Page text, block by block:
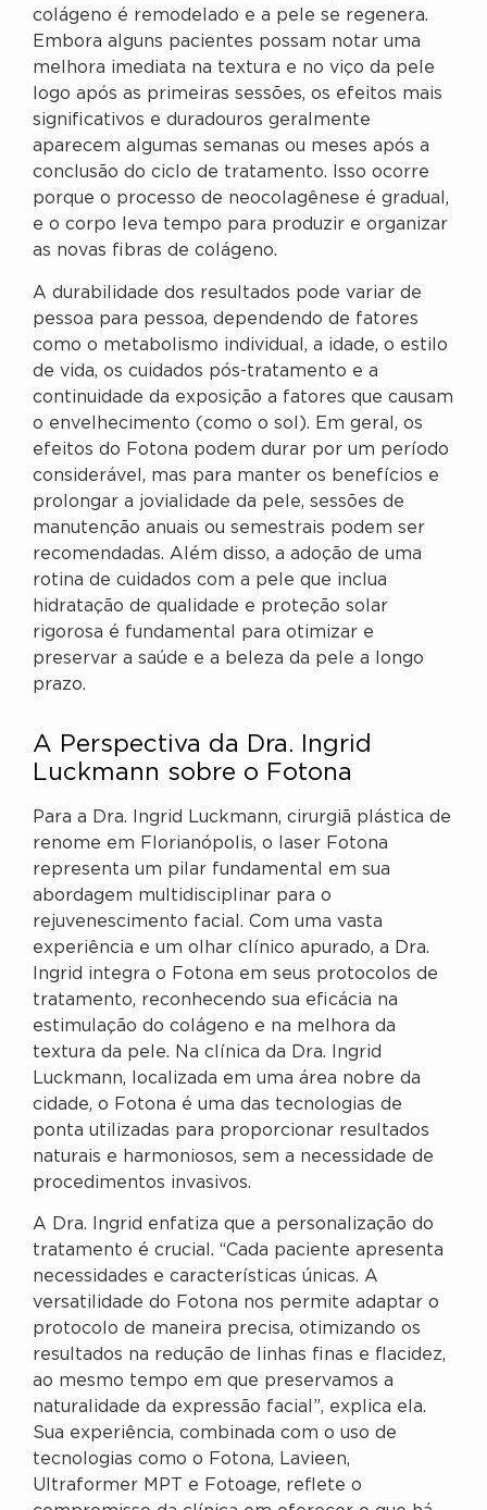
colágeno é remodelado e a pele se regenera.
Embora alguns pacientes possam notar uma
melhora imediata na textura e no viço da pele
logo após as primeiras sessões, os efeitos mais
significativos e duradouros geralmente
aparecem algumas semanas ou meses após a
conclusão do ciclo de tratamento. Isso ocorre
porque o processo de neocolagênese é gradual,
e o corpo leva tempo para produzir e organizar
as novas fibras de colágeno.
A durabilidade dos resultados pode variar de
pessoa para pessoa, dependendo de fatores
como o metabolismo individual, a idade, o estilo
de vida, os cuidados pós-tratamento e a
continuidade da exposição a fatores que causam
o envelhecimento (como o sol). Em geral, os
efeitos do Fotona podem durar por um período
considerável, mas para manter os benefícios e
prolongar a jovialidade da pele, sessões de
manutenção anuais ou semestrais podem ser
recomendadas. Além disso, a adoção de uma
rotina de cuidados com a pele que inclua
hidratação de qualidade e proteção solar
rigorosa é fundamental para otimizar e
preservar a saúde e a beleza da pele a longo
prazo.
A Perspectiva da Dra. Ingrid
Luckmann sobre o Fotona
Para a Dra. Ingrid Luckmann, cirurgiã plástica de
renome em Florianópolis, o laser Fotona
representa um pilar fundamental em sua
abordagem multidisciplinar para o
rejuvenescimento facial. Com uma vasta
experiência e um olhar clínico apurado, a Dra.
Ingrid integra o Fotona em seus protocolos de
tratamento, reconhecendo sua eficácia na
estimulação do colágeno e na melhora da
textura da pele. Na clínica da Dra. Ingrid
Luckmann, localizada em uma área nobre da
cidade, o Fotona é uma das tecnologias de
ponta utilizadas para proporcionar resultados
naturais e harmoniosos, sem a necessidade de
procedimentos invasivos.
A Dra. Ingrid enfatiza que a personalização do
tratamento é crucial. “Cada paciente apresenta
necessidades e características únicas. A
versatilidade do Fotona nos permite adaptar o
protocolo de maneira precisa, otimizando os
resultados na redução de linhas finas e flacidez,
ao mesmo tempo em que preservamos a
naturalidade da expressão facial”, explica ela.
Sua experiência, combinada com o uso de
tecnologias como o Fotona, Lavieen,
Ultraformer MPT e Fotoage, reflete o